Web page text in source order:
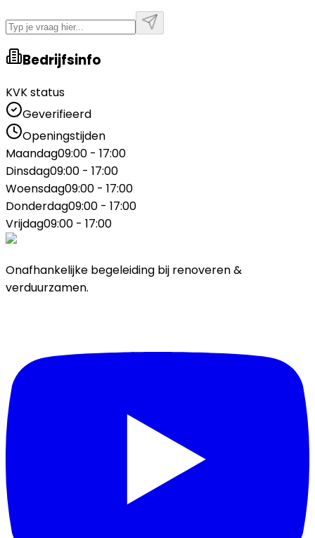
Bedrijfsinfo
KVK status
Geverifieerd
Openingstijden
Maandag09:00 - 17:00
Dinsdag09:00 - 17:00
Woensdag09:00 - 17:00
Donderdag09:00 - 17:00
Vrijdag09:00 - 17:00
Onafhankelijke begeleiding bij renoveren &
verduurzamen.